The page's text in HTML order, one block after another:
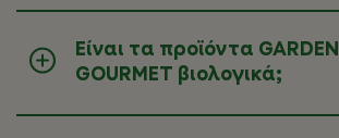
Είναι τα προϊόντα GARDEN
GOURMET βιολογικά;